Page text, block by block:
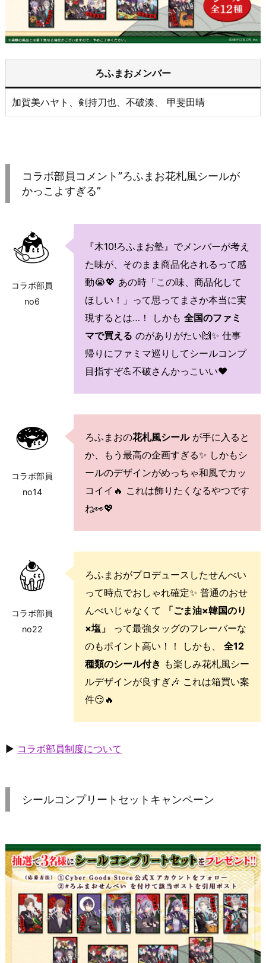
ろふまおメンバー
加賀美ハヤト、剣持刀也、不破湊、 甲斐田晴
コラボ部員コメント”ろふまお花札風シールが
かっこよすぎる”
コラボ部員
no6
『木10!ろふまお塾』でメンバーが考え
た味が、そのまま商品化されるって感
動😭💖 あの時「この味、商品化して
ほしい！」って思ってまさか本当に実
現するとは…！ しかも 全国のファミ
マで買える のがありがたい🙌✨ 仕事
帰りにファミマ巡りしてシールコンプ
目指すぞ💪不破さんかっこいい♥
コラボ部員
no14
ろふまおの花札風シールが手に入ると
か、もう最高の企画すぎる✨ しかもシ
ールのデザインがめっちゃ和風でカッ
コイイ🔥 これは飾りたくなるやつです
ね👀💖
コラボ部員
no22
ろふまおがプロデュースしたせんべい
って時点でおしゃれ確定✨ 普通のおせ
んべいじゃなくて
「ごま油×韓国のり
×塩」
って最強タッグのフレーバーな
のもポイント高い！！ しかも、 全12
種類のシール付き も楽しみ花札風シー
ルデザインが良すぎ🎶 これは箱買い案
件😏🔥
▶ コラボ部員制度について
シールコンプリートセットキャンペーン